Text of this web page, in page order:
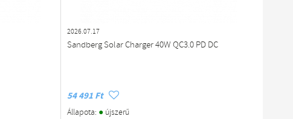
2026.07.17
Sandberg Solar Charger 40W QC3.0 PD DC
54 491 Ft
Állapota: ●újszerű